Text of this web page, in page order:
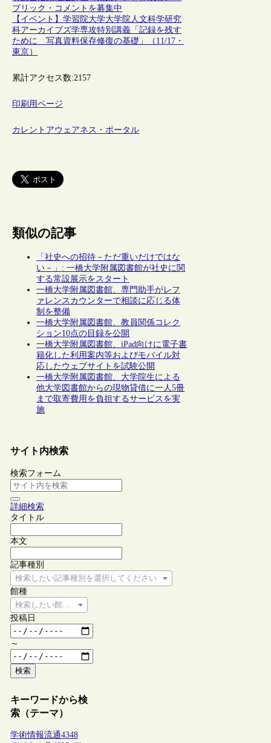
ブリック・コメントを募集中
【イベント】学習院大学大学院人文科学研究
科アーカイブズ学専攻特別講義「記録を残す
ために 写真資料保存修復の基礎」（11/17・
東京）
累計アクセス数:2157
印刷用ページ
カレントアウェアネス・ポータル
類似の記事
「社史への招待－ただ重いだけではな
い－」: 一橋大学附属図書館が社史に関
する常設展示をスタート
一橋大学附属図書館、専門助手がレフ
ァレンスカウンターで相談に応じる体
制を整備
一橋大学附属図書館、教員関係コレク
ション10点の目録を公開
一橋大学附属図書館、iPad向けに電子書
籍化した利用案内等およびモバイル対
応したウェブサイトを試験公開
一橋大学附属図書館、大学院生による
他大学図書館からの現物貸借に一人5冊
まで取寄費用を負担するサービスを実
施
サイト内検索
検索フォーム
詳細検索
タイトル
本文
記事種別
検索したい記事種別を選択してください
館種
検索したい館種を選択してください
投稿日
～
検索
キーワードから検
索（テーマ）
学術情報流通4348